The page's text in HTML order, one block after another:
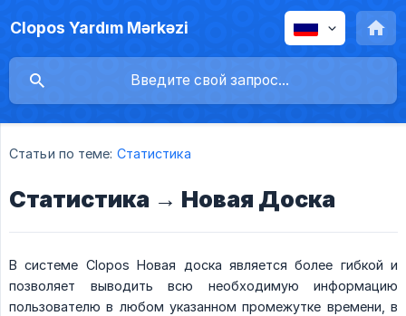
Clopos Yardım Mərkəzi
Статьи по теме: Статистика
Статистика → Новая Доска
В системе Clopos Новая доска является более гибкой и
позволяет выводить всю необходимую информацию
пользователю в любом указанном промежуткe времени, в